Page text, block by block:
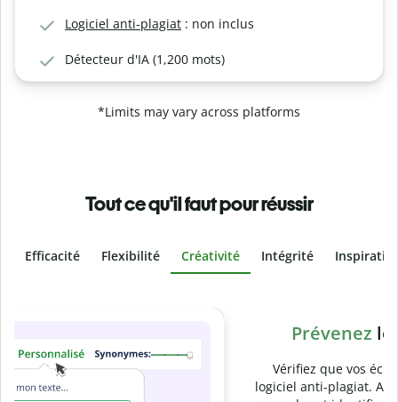
Logiciel anti-plagiat : non inclus
Détecteur d'IA (1,200 mots)
*Limits may vary across platforms
Tout ce qu'il faut pour réussir
Efficacité Flexibilité Créativité Intégrité